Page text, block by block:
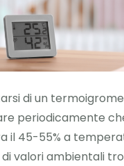
di un
periodicamente
il 45-55% a
di valori ambientali